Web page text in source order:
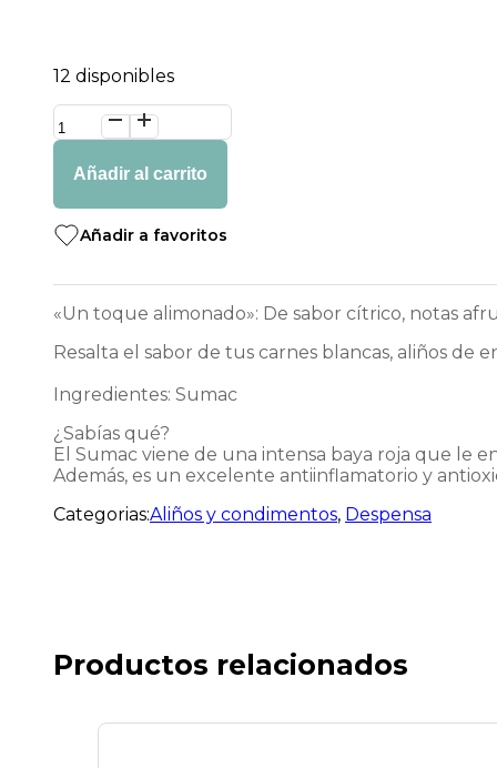
12 disponibles
Sumac
Suk
grs
cantidad
Añadir al carrito
Añadir a favoritos
«Un toque alimonado»⁠: De sabor cítrico, notas
⁠Resalta el sabor de tus carnes blancas, aliños de
Ingredientes: Sumac
¿Sabías qué?⁠
El Sumac viene de una intensa baya roja que le
Además, es un excelente antiinflamatorio y
Categorias:Aliños y condimentos, Despensa
Productos relacionados